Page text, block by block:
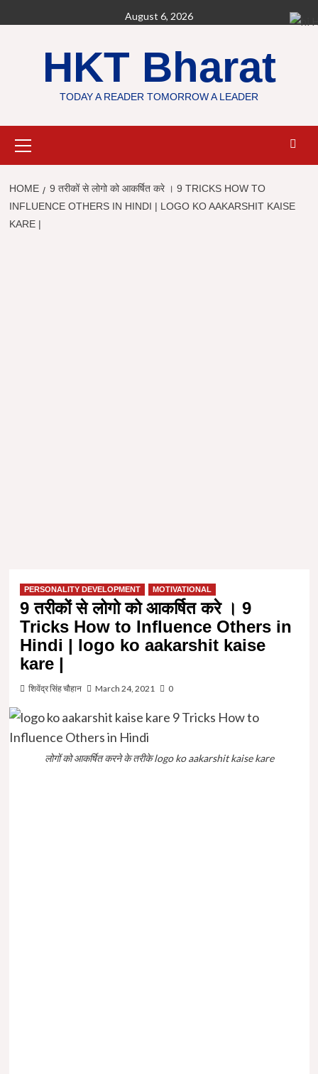
to
August 6, 2026
HKT Bharat
TODAY A READER TOMORROW A LEADER
Menu
HOME
9 तरीकों से लोगो को आकर्षित करे । 9 TRICKS HOW TO
INFLUENCE OTHERS IN HINDI | LOGO KO AAKARSHIT KAISE
KARE |
PERSONALITY DEVELOPMENT MOTIVATIONAL
9 तरीकों से लोगो को आकर्षित करे । 9
Tricks How to Influence Others in
Hindi | logo ko aakarshit kaise
kare |
शिवेंद्र सिंह चौहान March 24, 2021 0
लोगों को आकर्षित करने के तरीके logo ko aakarshit kaise kare